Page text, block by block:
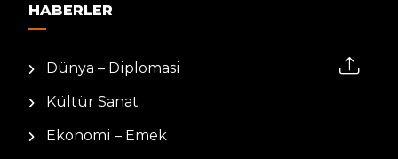
HABERLER
Dünya – Diplomasi
Kültür Sanat
Ekonomi – Emek